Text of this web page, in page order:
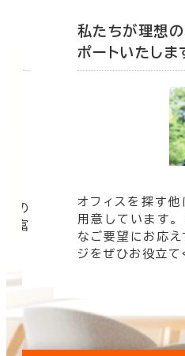
の
豊富
私たちが理想
ポートいたしま
オフィスを探す
用意しています
なご要望にお応
ジをぜひお役立て